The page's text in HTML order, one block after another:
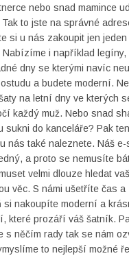
nebo snad mamince
to jste na správné
si u nás zakoupit jen jeden
Nabízíme i například legíny,
dny se kterými navíc
a budete moderní.
na letní dny ve kterých
každý muž. Nebo snad
sukni do kanceláře? Pak
nás také naleznete. Náš e-
a proto se nemusíte
velmi dlouze hledat
věc. S námi ušetříte čas a
si nakoupíte moderní a
které prozáří váš šatník.
s něčím rady tak se nám
to nejlepší možné